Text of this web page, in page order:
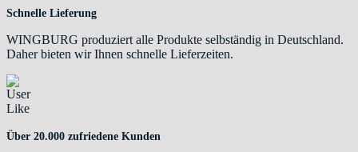
Schnelle Lieferung
WINGBURG produziert alle Produkte selbständig in Deutschland.
Daher bieten wir Ihnen schnelle Lieferzeiten.
Über 20.000 zufriedene Kunden